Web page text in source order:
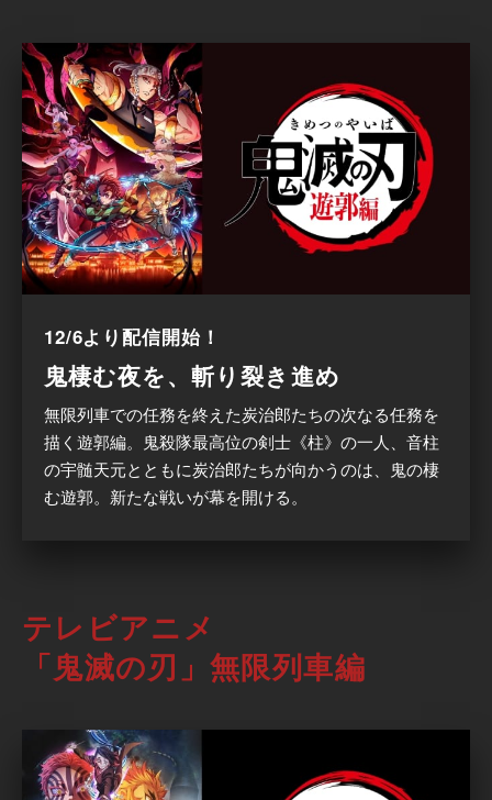
12/6より配信開始！
鬼棲む夜を、斬り裂き進め
無限列車での任務を終えた炭治郎たちの次なる任務を
描く遊郭編。鬼殺隊最高位の剣士《柱》の一人、音柱
の宇髄天元とともに炭治郎たちが向かうのは、鬼の棲
む遊郭。新たな戦いが幕を開ける。
テレビアニメ
「鬼滅の刃」無限列車編